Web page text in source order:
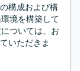
構成および構
境を構築して
ついては、お
いただきま